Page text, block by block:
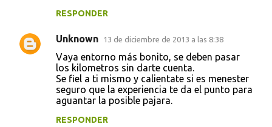
RESPONDER
Unknown 13 de diciembre de 2013 a las 8:38
Vaya entorno más bonito, se deben pasar
los kilometros sin darte cuenta.
Se fiel a ti mismo y calientate si es menester
seguro que la experiencia te da el punto para
aguantar la posible pajara.
RESPONDER